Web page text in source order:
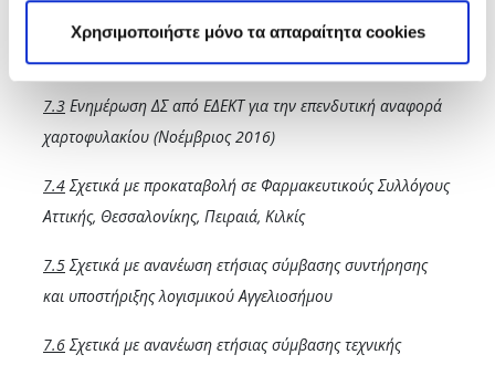
Χρησιμοποιήστε μόνο τα απαραίτητα cookies
12-2016έως 18-12-2016
7.2 Συνεδριάσεις Δ.Σ. Ιανουαρίου 2017
7.3 Ενημέρωση ΔΣ από ΕΔΕΚΤ για την επενδυτική αναφορά
χαρτοφυλακίου (Νοέμβριος 2016)
7.4Σχετικά με προκαταβολή σε Φαρμακευτικούς Συλλόγους
Αττικής, Θεσσαλονίκης, Πειραιά, Κιλκίς
7.5Σχετικά με ανανέωση ετήσιας σύμβασης συντήρησης
και υποστήριξης λογισμικού Αγγελιοσήμου
7.6Σχετικά με ανανέωση ετήσιας σύμβασης τεχνικής